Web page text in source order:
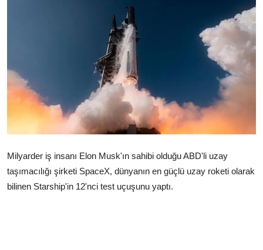
Çerkezköy
Milyarder iş insanı Elon Musk'ın sahibi olduğu ABD'li uzay
taşımacılığı şirketi SpaceX, dünyanın en güçlü uzay roketi olarak
bilinen Starship'in 12'nci test uçuşunu yaptı.